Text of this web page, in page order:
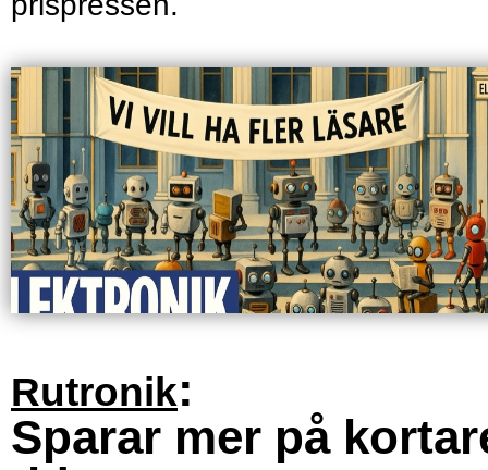
Rutronik:
Sparar mer på